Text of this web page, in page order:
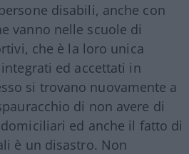
disabili, anche con
vanno nelle scuole di
che è la loro unica
ed accettati in
si trovano nuovamente a
di non avere di
ed anche il fatto di
è un disastro. Non